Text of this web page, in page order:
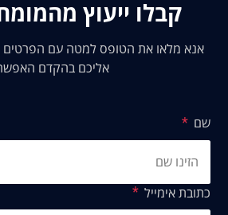
קבלו ייעוץ
אנא מלאו את הטופס למטה עם הפרטים
אליכם בהקדם
שם
כתובת אימייל